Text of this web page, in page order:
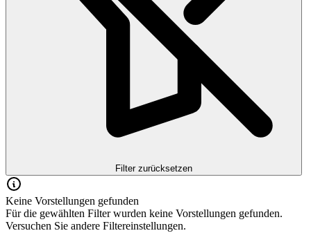
Filter zurücksetzen
Keine Vorstellungen gefunden
Für die gewählten Filter wurden keine Vorstellungen gefunden.
Versuchen Sie andere Filtereinstellungen.